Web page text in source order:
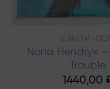
СИНТИ-ПОП
Nona Hendryx
Trouble
1440,00